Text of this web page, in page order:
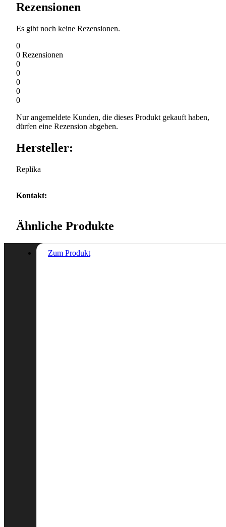
Rezensionen
Es gibt noch keine Rezensionen.
0
0 Rezensionen
0
0
0
0
0
Nur angemeldete Kunden, die dieses Produkt gekauft haben,
dürfen eine Rezension abgeben.
Hersteller:
Replika
Kontakt:
Ähnliche Produkte
Zum Produkt